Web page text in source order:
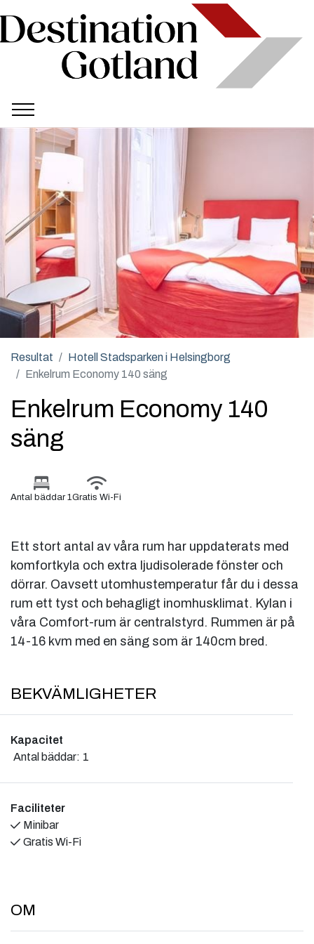
Resultat
Hotell Stadsparken i Helsingborg
Enkelrum Economy 140 säng
Enkelrum Economy 140
säng
Antal bäddar 1Gratis Wi-Fi
Ett stort antal av våra rum har uppdaterats med
komfortkyla och extra ljudisolerade fönster och
dörrar. Oavsett utomhustemperatur får du i dessa
rum ett tyst och behagligt inomhusklimat. Kylan i
våra Comfort-rum är centralstyrd. Rummen är på
BEKVÄMLIGHETER
Kapacitet
Antal bäddar: 1
Faciliteter
Minibar
Gratis Wi-Fi
OM